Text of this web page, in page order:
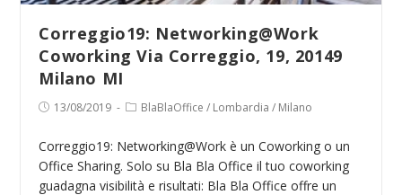
Correggio19: Networking@Work
Coworking Via Correggio, 19, 20149
Milano MI
Publicación
la
entrada:
13/08/2019
Categoría
la
entrada:
BlaBlaOffice / Lombardia / Milano
Correggio19: Networking@Work è un Coworking o un
Office Sharing. Solo su Bla Bla Office il tuo coworking
guadagna visibilità e risultati: Bla Bla Office offre un